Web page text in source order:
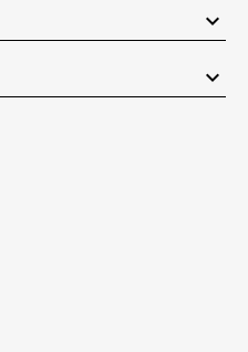
keyboard_arrow_down
keyboard_arrow_down